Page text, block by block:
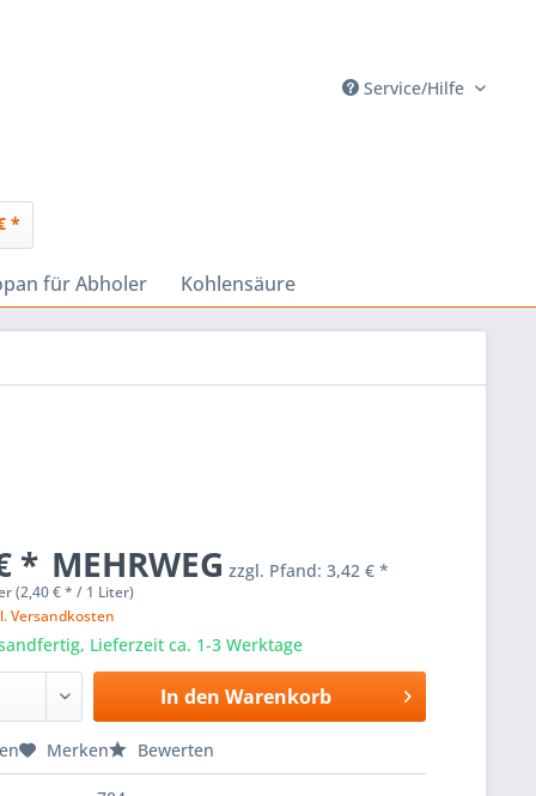
Service/Hilfe
*
für Abholer Kohlensäure
* MEHRWEG zzgl. Pfand: 3,42 € *
(2,40 € * / 1 Liter)
Versandkosten
Lieferzeit ca. 1-3 Werktage
In den Warenkorb
Merken Bewerten